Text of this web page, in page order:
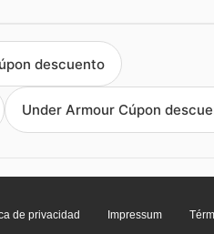
descuento
Under Armour Cúpon
de privacidad Impressum